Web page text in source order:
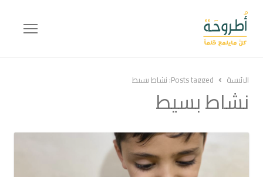
Menu
الرئيسة Posts tagged: نشاط بسيط
نشاط بسيط